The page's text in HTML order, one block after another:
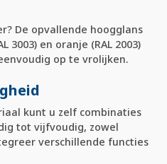
De opvallende hoogglans
3003) en oranje (RAL 2003)
op te vrolijken.
kunt u zelf combinaties
tot vijfvoudig, zowel
verschillende functies